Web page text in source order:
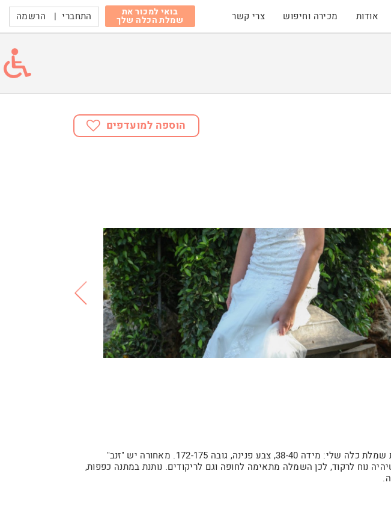
אודות מכירה וחיפוש צרי קשר בואי למכור את
שמלת הכלה שלך התחברי | הרשמה
הוספה למועדפים
שלום בנות ומזל טוב, אני מוכרת שמלת כלה שלי: מידה 38-40, צבע פנינה, גובה 172-175. מאחורה יש "זנב"
נוח לרקוד, לכן השמלה מתאימה לחופה וגם לריקודים. נותנת במתנה כפפות,